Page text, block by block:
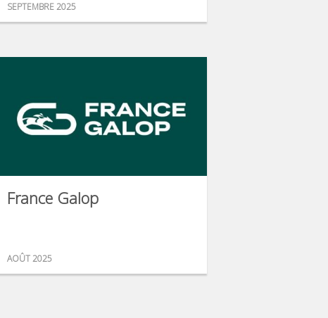
SEPTEMBRE 2025
France Galop
AOÛT 2025